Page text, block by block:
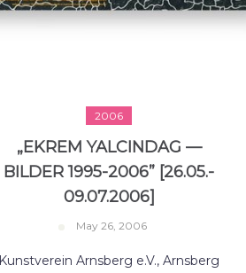
2006
„EKREM YALCINDAG —
BILDER 1995-2006” [26.05.-
09.07.2006]
May 26, 2006
Kunstverein Arnsberg e.V., Arnsberg